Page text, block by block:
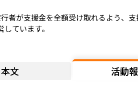
者が支援金を全額受け取れるよう、
ています。
本文 活動